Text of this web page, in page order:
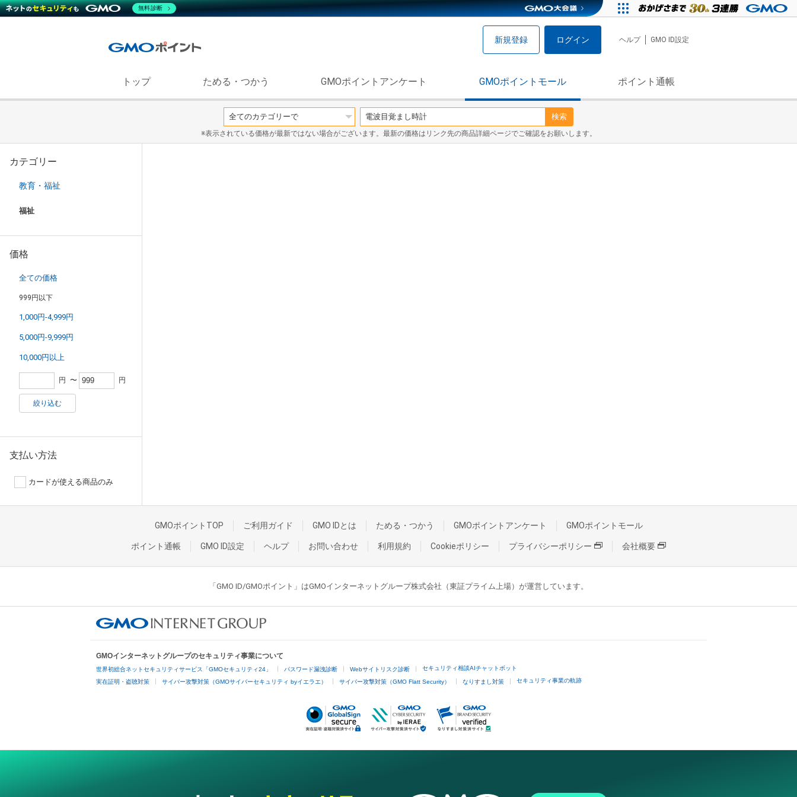
新規登録 ログイン ヘルプ GMO ID設定
トップ ためる・つかう GMOポイントアンケート GMOポイントモール ポイント通帳
検索
※表示されている価格が最新ではない場合がございます。最新の価格はリンク先の商品詳細ページでご確認をお願いします。
カテゴリー
教育・福祉
福祉
価格
全ての価格
999円以下
1,000円-4,999円
5,000円-9,999円
10,000円以上
円 〜 円
絞り込む
支払い方法
カードが使える商品のみ
GMOポイントTOP ご利用ガイド GMO IDとは ためる・つかう GMOポイントアンケート GMOポイントモール
ポイント通帳 GMO ID設定 ヘルプ お問い合わせ 利用規約 Cookieポリシー プライバシーポリシー 会社概要
「GMO ID/GMOポイント」はGMOインターネットグループ株式会社（東証プライム上場）が運営しています。
GMOインターネットグループのセキュリティ事業について
世界初総合ネットセキュリティサービス「GMOセキュリティ24」 パスワード漏洩診断 Webサイトリスク診断 セキュリティ相談AIチャットボット
実在証明・盗聴対策 サイバー攻撃対策（GMOサイバーセキュリティ byイエラエ） サイバー攻撃対策（GMO Flatt Security） なりすまし対策 セキュリティ事業の軌跡
無料診断